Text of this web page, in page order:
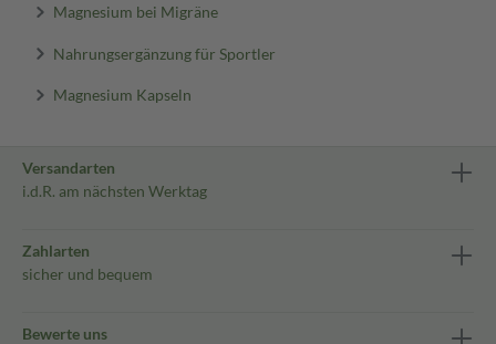
Magnesium bei Migräne
Nahrungsergänzung für Sportler
Magnesium Kapseln
Versandarten
i.d.R. am nächsten Werktag
Zahlarten
sicher und bequem
Bewerte uns